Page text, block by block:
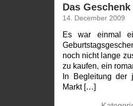
Das Geschenk
14. December 2009
Es war einmal
noch nicht lange
zu kaufen, ein
In Begleitung der
Markt […]